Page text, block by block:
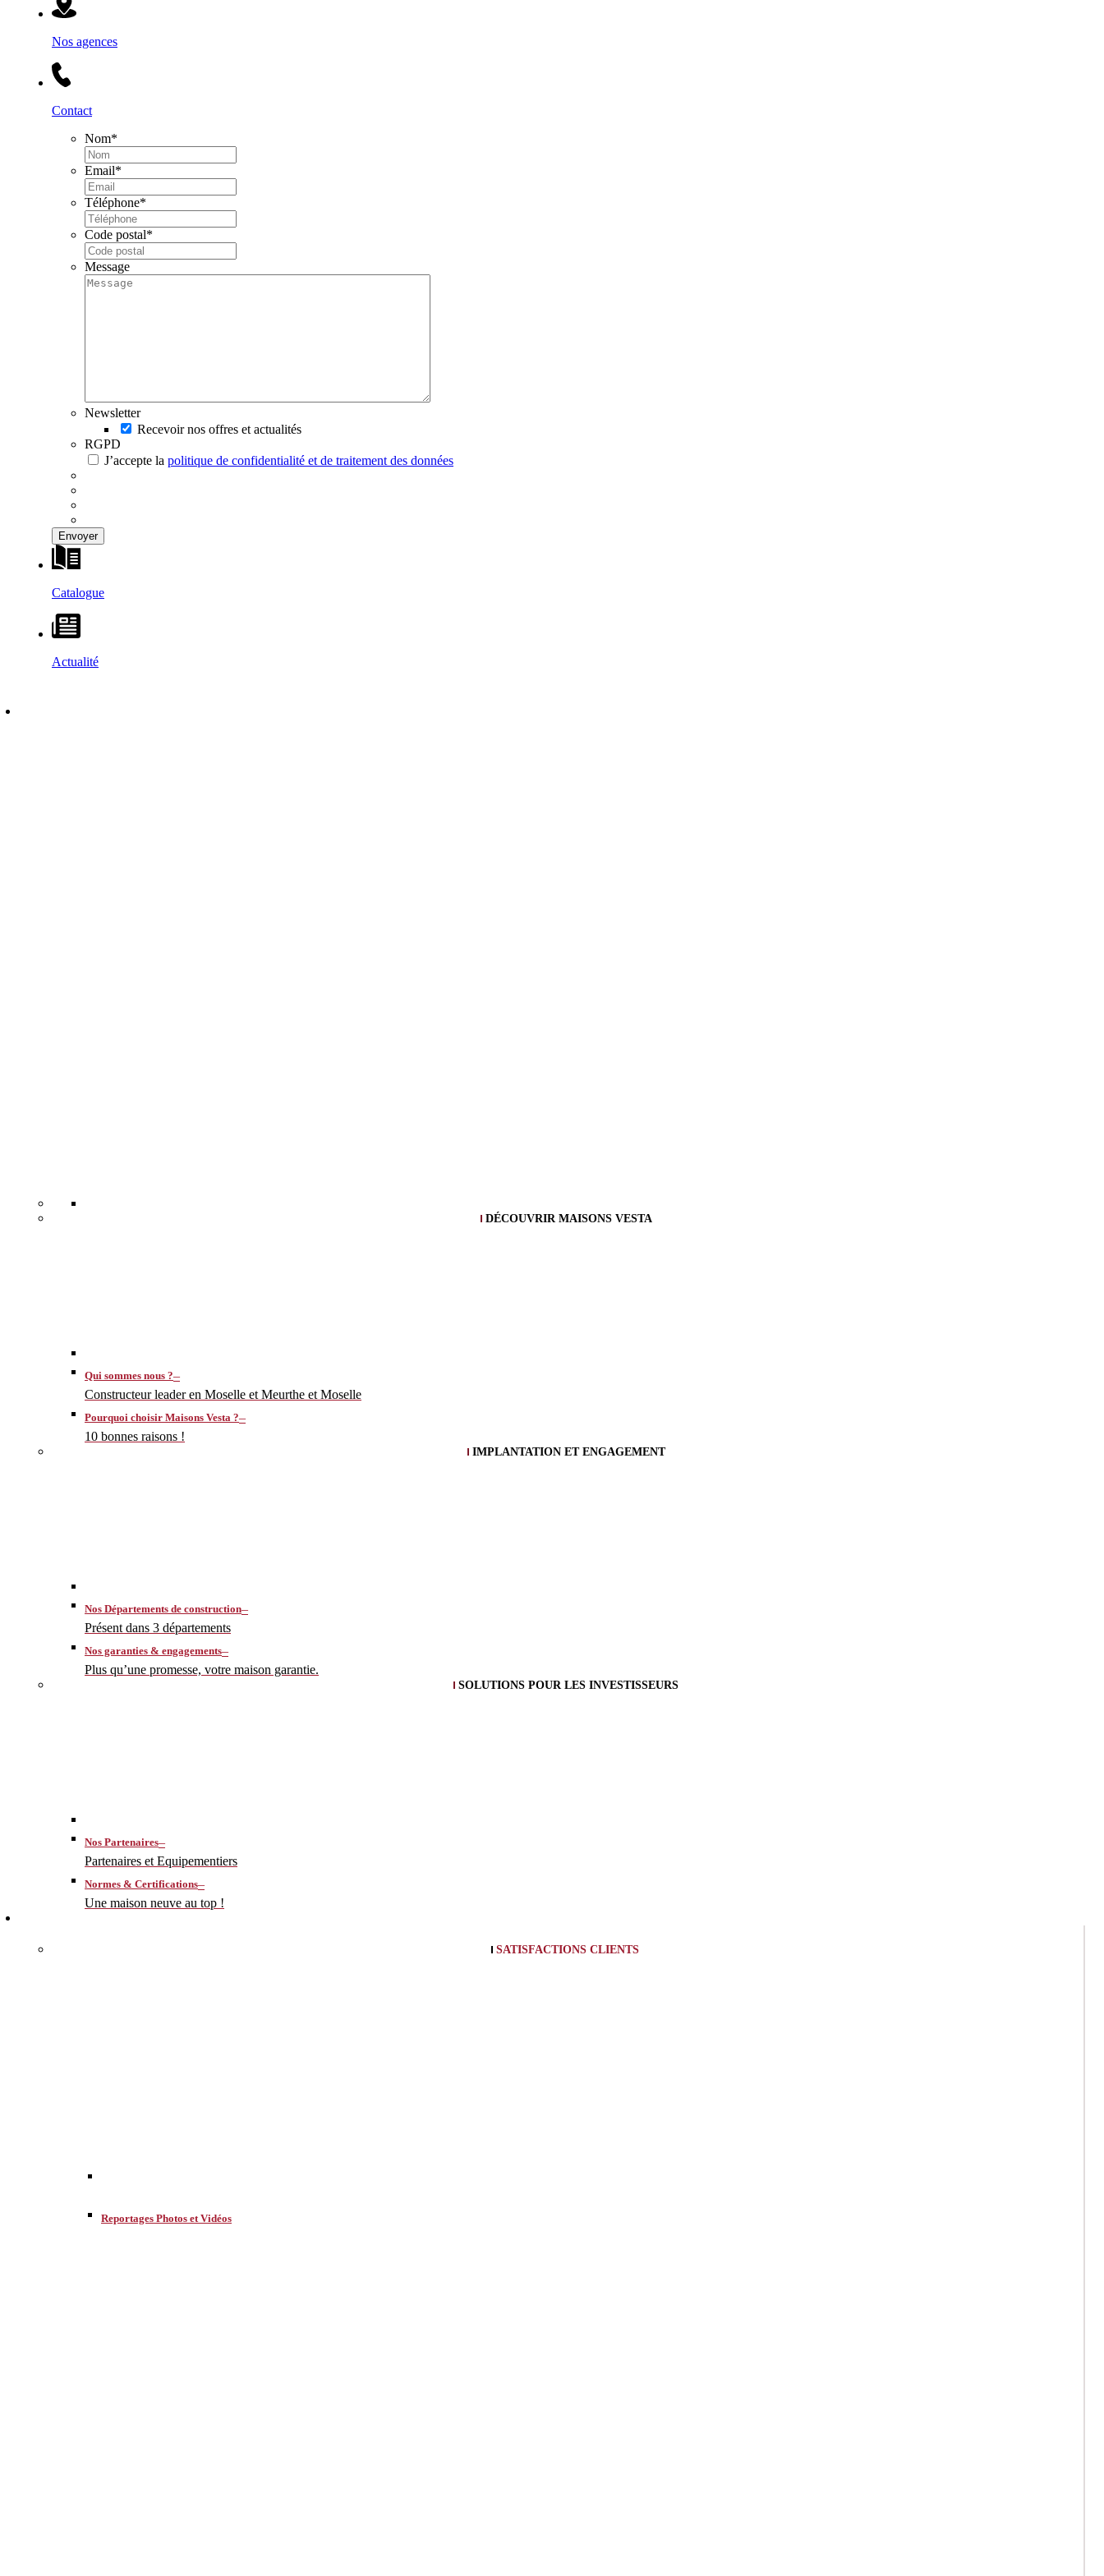
Nos agences
Contact
Nom*
Email*
Téléphone*
Code postal*
Message
Newsletter
Recevoir nos offres et actualités
RGPD
J’accepte la politique de confidentialité et de traitement des données
Catalogue
Actualité
DÉCOUVRIR MAISONS VESTA
Qui sommes nous ?–
Constructeur leader en Moselle et Meurthe et Moselle
Pourquoi choisir Maisons Vesta ?–
10 bonnes raisons !
IMPLANTATION ET ENGAGEMENT
Nos Départements de construction–
Présent dans 3 départements
Nos garanties & engagements–
Plus qu’une promesse, votre maison garantie.
SOLUTIONS POUR LES INVESTISSEURS
Nos Partenaires–
Partenaires et Equipementiers
Normes & Certifications–
Une maison neuve au top !
SATISFACTIONS CLIENTS
Reportages Photos et Vidéos